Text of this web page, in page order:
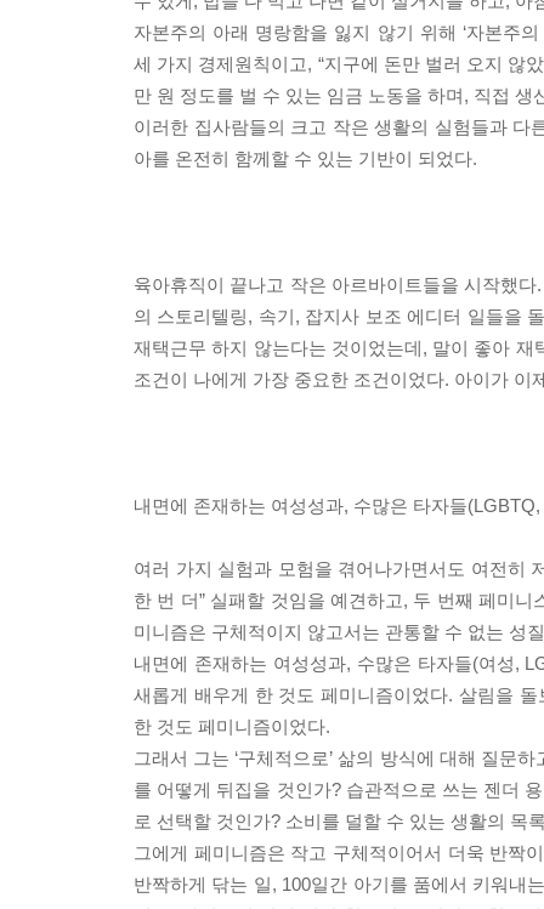
자본주의 아래 명랑함을 잃지 않기 위해 ‘자본주
세 가지 경제원칙이고, “지구에 돈만 벌러 오지 않
만 원 정도를 벌 수 있는 임금 노동을 하며, 직접
이러한 집사람들의 크고 작은 생활의 실험들과
아를 온전히 함께할 수 있는 기반이 되었다.
육아휴직이 끝나고 작은 아르바이트들을 시작했
의 스토리텔링, 속기, 잡지사 보조 에디터 일들을
재택근무 하지 않는다는 것이었는데, 말이 좋아
조건이 나에게 가장 중요한 조건이었다. 아이가
내면에 존재하는 여성성과, 수많은 타자들
여러 가지 실험과 모험을 겪어나가면서도 여전히
한 번 더” 실패할 것임을 예견하고, 두 번째 페미
미니즘은 구체적이지 않고서는 관통할 수 없는 성
내면에 존재하는 여성성과, 수많은 타자들(여성,
새롭게 배우게 한 것도 페미니즘이었다. 살림을
한 것도 페미니즘이었다.
그래서 그는 ‘구체적으로’ 삶의 방식에 대해 질문
를 어떻게 뒤집을 것인가? 습관적으로 쓰는 젠더
로 선택할 것인가? 소비를 덜할 수 있는 생활의 목
그에게 페미니즘은 작고 구체적이어서 더욱 반짝
반짝하게 닦는 일, 100일간 아기를 품에서 키워내